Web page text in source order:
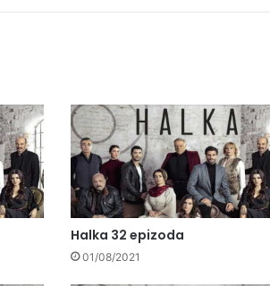
Halka 32 epizoda
01/08/2021